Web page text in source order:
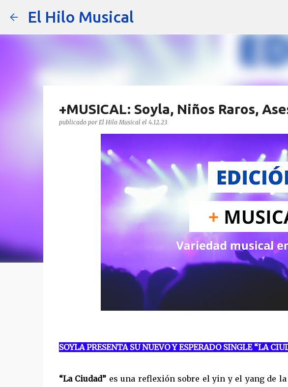
El Hilo Musical
+MUSICAL: Soyla, Niños Raros,
publicado por El Hilo Musical el 4.12.23
SOYLA PRESENTA SU NUEVO Y ESPERADO SINGLE “LA
“La Ciudad” es una reflexión sobre el yin y el yang de